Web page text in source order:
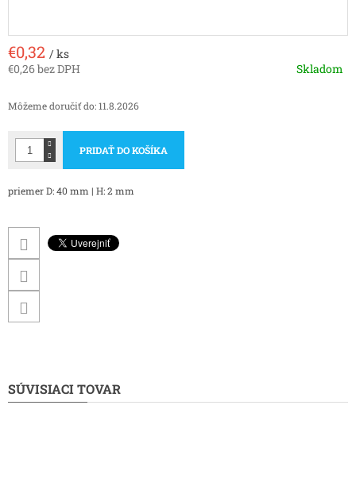
€0,32 / ks
€0,26 bez DPH
cena:
Skladom
Môžeme doručiť do:11.8.2026
PRIDAŤ DO KOŠÍKA
priemer D: 40 mm | H: 2 mm
SÚVISIACI TOVAR